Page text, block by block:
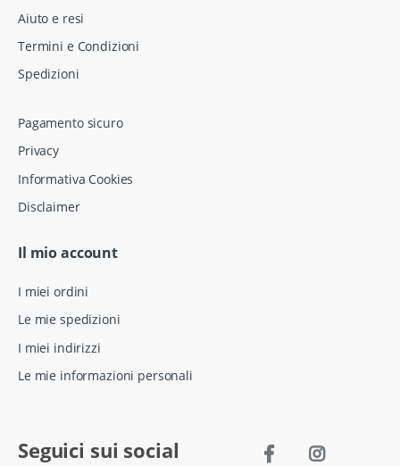
Aiuto e resi
Termini e Condizioni
Spedizioni
Pagamento sicuro
Privacy
Informativa Cookies
Disclaimer
Il mio account
I miei ordini
Le mie spedizioni
I miei indirizzi
Le mie informazioni personali
Seguici sui social